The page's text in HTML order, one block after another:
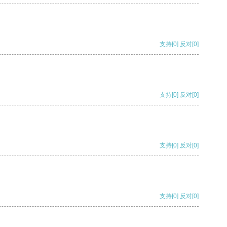
支持[0] 反对[0]
支持[0] 反对[0]
支持[0] 反对[0]
支持[0] 反对[0]